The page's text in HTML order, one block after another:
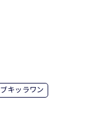
ブキッラワン